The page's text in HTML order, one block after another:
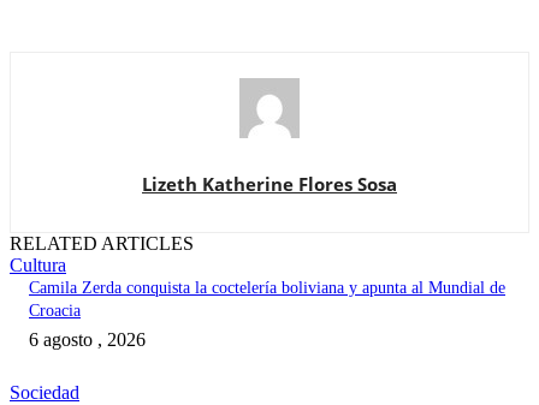
Lizeth Katherine Flores Sosa
RELATED ARTICLES
Cultura
Camila Zerda conquista la coctelería boliviana y apunta al Mundial de
Croacia
6 agosto , 2026
Sociedad